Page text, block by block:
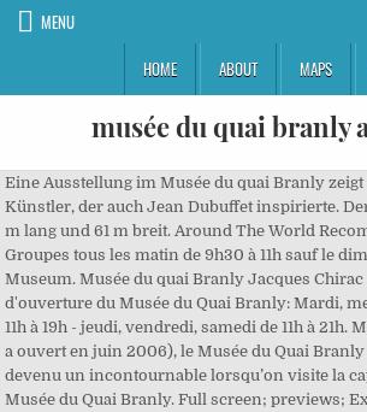
MENU
HOME
ABOUT MAPS
musée du quai branly
Eine Ausstellung im Musée du quai Branly zeigt den pazifischen Künstler, der auch Jean Dubuffet inspirierte. Der Quai Branly ist 1360 m lang und 61 m breit. Around The World Recommended for you Groupes tous les matin de 9h30 à 11h sauf le dimanche. Quai Branly Museum. Musée du quai Branly Jacques Chirac - Horaires Horaires d'ouverture du Musée du Quai Branly: Mardi, mercredi, dimanche de 11h à 19h - jeudi, vendredi, samedi de 11h à 21h. Malgré son jeune âge (il a ouvert en juin 2006), le Musée du Quai Branly – Jacques Chirac est devenu un incontournable lorsqu’on visite la capitale. adresse Paris, Musée du Quai Branly. Full screen; previews; Exit full screen. This object comes from a range made exclusively for the museum shop Quai Branly: Entitled "The Crocodiles", it is inspired by one of the iconic works of the museum: a Baoulé jewel dating from the early 20th century. As a result of the implementation of the highest terror alert level of the Vigipirate Plan, the musée du quai Branly - Jacques Chirac can be accessed only via the Debilly entrance (37, quai Branly) and the Université entrance (218, rue de l’Université). Le projet, porté par Jacques Chirac et réalisé par … Day By Day; In Paris during FIAC; Around Paris and in France; Gallery night; Paris Gallery Map; FIAC STORIES; PARTNERS. À ce titre, il dispose de la plus grande collection permanente … Wir empfehlen Ihnen, Touren für Musee du quai Branly - Jacques Chirac frühzeitig zu buchen, um sich einen Platz zu sichern. en ce moment. Particuliers : donateurs, Amis du Quai Branly achètent vendent financent Le Quai Branly s’adresse à différents publics, chaque cible ayant un impact fort dans le développement du musée. Its tropical aquarium remains in the cellar of the Palais de la Porte Dorée and is open to the public. Man erkennt es an der berühmten bepflanzten Mauer, die vom Botaniker Patrick Blanc entworfen wurde. Musée du quai Branly. Itinéraires SITE WEB; Afficher le n° 01 56 61 70 00 Itinéraires Source : PagesJaunes. Finden Sie sämtliche Informationen über Musée du Quai-Branly - Jacques Chirac - : die Bewertung des Grünen Reiseführers sowie hilfreiche Informationen zu Musée du Quai-Branly - Jacques Chirac. Ouverture exceptionnelle les lundis de 11h à 19h pendant les vacances de Pâques Musée du Quai Branly in Paris (Quai Branly 37): Adresse, Anfahrt, Bewertungen, Öffnungszeiten, Bilder und viele weitere Informationen. Partners; Media partners; Hotel partners; Become our partner; VISITOR INFORMATION; E-SHOP; You are here. > Les Top des ventes, ZOOSAFARI DE THOIRY 37 Quai Branly, 75007 Paris +33 (0)1 56 61 70 00. Soft City JAZZ - Relaxing JAZZ Music for Work and Study - Calm Music Lounge Music 738 watching Live now Adresse: 37, quai Branly. Des statues royales du Royaume du Dahomey datant de 1890-1892 exposées au Musée du Quai Branly-Jacques Chirac à Paris, le 18 mai 2018. Musée du Quai Branly, Paris - Das 2006 eröffnete Völkerkundemuseum am Quai Branly nahe dem Eifelturm wurde vom Atelier Jean Nouvel geplant. Adresse 222, rue de l'Université ... Service juridique de l'établissement public du musée du quai Branly - Jacques Chirac Adresse envoi postal: Service Juridique 222, rue de l'Université 75343 Paris cedex 07 FRANCE Remise en main propre: Service Juridique 222, rue de l'Université 75007 Paris FRANCE. Parades for FIAC ; Conversation Room; Cinéphémère; Films; AGENDA. Das „Musée du quai Branly“ stehen künstlerische Ausstellungstücke im Mittelpunkt. > Toutes les promos, Profitez des avantages de l’offre numérique. La volonté de sa création repose sur le fait suivant : « […] il n’existe pas plus de hiérarchie entre les arts et les cultures qu’il n’existe de hiérarchie entre les peuples. A lush wild garden makes it a pleasant and unusual place. Du 30 janvier 28 octobre 2018. La capoeira représente la résistance … CONCURRENCE LARGE : LES MUSEES PARISIENS 9,2 millions 3,8 millions 3,5 millions 1,4 million 1,37 million 1,3 million FREQUENTATION 2013 (nombre de visiteurs) 3 5 6 11 13 12 CATEGORIE Art … Der Ausstellungsbereich wurde in einem aufgeständerten Bauteil untergebracht, das in einem dschungelartigen Park liegt. Le projet, porté par Jacques Chirac et réalisé par Jean Nouvel, est … Ouvert depuis le 2 mars 2011. Really magnificent! Le Mémorial de la Shoah a ouvert ses portes au public en janvier 2005, rue Geoffroy l'Asnier, sur le site du Mémorial du Martyr Juif... Avril 2018 - après d’importants travaux, l’Atelier des Lumières ouvre ses portes au public avec 3 expositions inaugurales. Le musée du Quai Branly - Jacques-Chirac, parfois appelé musée des Arts et Civilisations d'Afrique, d'Asie, d'Océanie et des Amériques (civilisations non européennes), est situé dans le 7 e arrondissement de Paris, le long du quai de la Seine qui lui donne son nom et au pied de la tour Eiffel. We need to go into the history and documentation of collections in more depth, particularly in terms of provenance and biographies; research shows that some situations are not necessarily black … Pinart spendete ihn dann dem Museum für Völkerkunde Trocadéro in Paris. Musée du quai Branly ist ein Museumsbau und wurde fertiggestellt im Jahre 2006. BooWiki. 37 Quai Branly, 75007 Paris. Table parisienne raffinée, le restaurant LES OMBRES Quai Branly … Today I did a future travel to Paris, in France. Physically disabled access only - Terrace pools entrance - 206, rue de l’Université, Brochure pour les familles "Les Aventuriers du musée du quai Branly - Jacques Chirac" -, Guide d'exploration tactile (thermogonflé) -, Brochure scolaire et périscolaire 2020-2021 -, Guide for the exploration of the collections -, Guida all’esplorazione delle collezioni -, Information kits, press releases, trailers, Aboriginal works on the roof and ceilings, Media library and Jacques Kerchache Reading Room, The musée du quai Branly - Jacques Chirac, Cultural democratization and regional action, ministère de l'Enseignement supérieur, de la Recherche et de l'Innovation, corner of rue de l’Université and avenue de la Bourdonnais, corner of avenue Franco-Russe and avenue Rapp. Musée du quai Branly : explorez le XXIe siècle grâce à l'ethnologie . „Somuk,... jetzt Seite 2 lesen Le Musée d'Orsay a fait peau neuve ! Located on the banks of the Seine, near the Eiffel Tower, the Musée du Quai Branly - Jacques Chirac exhibits 3,500 works of art from Africa, the Americas, Asia and Oceania. + The Olmecs and the civilizations of the Gulf of Mexico > Réservez vos places Musée du Quai-Branly Informationen zum Besuch Eintritt* Tickets & Preise : Erwachsene: 10€ / 12€ UE-Bürger unter 26 Jahre und jeden 1. Dieser ist durch eine Glaswand von der viel befahrenen Straße abgeschirmt. 19 708 Pages. Garden in Musée du quai Branly. If the file has been modified from its original state, some details such as the timestamp may not fully reflect those of the original file. Le Palais Galliera est heureux d’annoncer sa réouverture au public le 28 septembre 2013. Etablissement public du musée du quai Branly - Jacques Chirac. Musée du Quai Branly - Jacques-Chirac; Metadata. Das Projekt befindet sich in Paris ( 7. ), Paris, Ile-de-France, Frankreich. Musée National Eugène Delacroix; Hôtel de Choudens / 21 Blanche; FIAC PROGRAMMES. Le musée du quai Branly ou musée des arts et civilisations d'Afrique, d'Asie, d'Océanie et des Amériques (civilisations non